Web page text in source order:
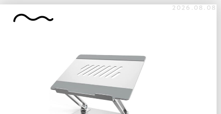
2026.08.08